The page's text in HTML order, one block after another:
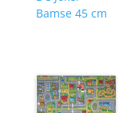
Bamse 45 cm